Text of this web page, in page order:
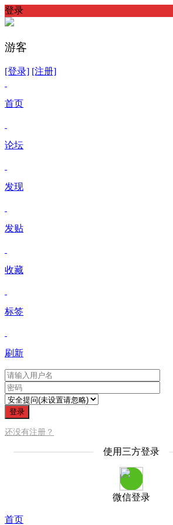
登录
游客
[登录] [注册]
首页
论坛
发现
发贴
收藏
标签
刷新
登录
还没有注册？
使用三方登录
微信登录
首页